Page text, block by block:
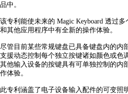
品中。
该专利能使未来的 Magic Keyboard 透过多
和其他应用程序中有全新的操作体验。
尽管目前某些常规键盘已具备键盘内的内
支援动态控制每个独立按键诸如颜色或色
其他输入设备的按键具有可单独控制的内
作体验。
此专利涵盖了电子设备输入配件的可变照